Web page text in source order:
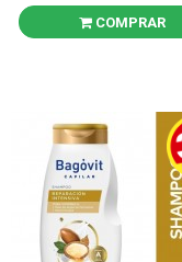
COMPRAR